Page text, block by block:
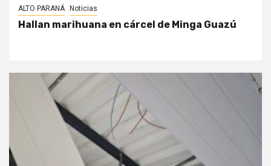
ALTO PARANÁ Noticias
Hallan marihuana en cárcel de Minga Guazú